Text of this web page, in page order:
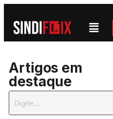
Artigos em
destaque